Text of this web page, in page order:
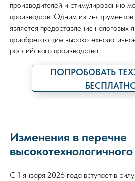
производителей и стимулированию
производств. Одним из
является предоставление налоговых
приобретающим
российского производства.
ПОПРОБОВАТЬ
Изменения в перечне
С 1 января 2026 года вступает в